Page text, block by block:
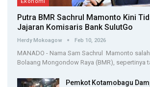
Putra BMR Sachrul Mamonto Kini
Jajaran Komisaris Bank SulutGo
Herdy Mokoagow Feb 10, 2026
MANADO - Nama Sam Sachrul Mamonto
Bolaang Mongondow Raya (BMR), sepertinya
Pemkot Kotamobagu